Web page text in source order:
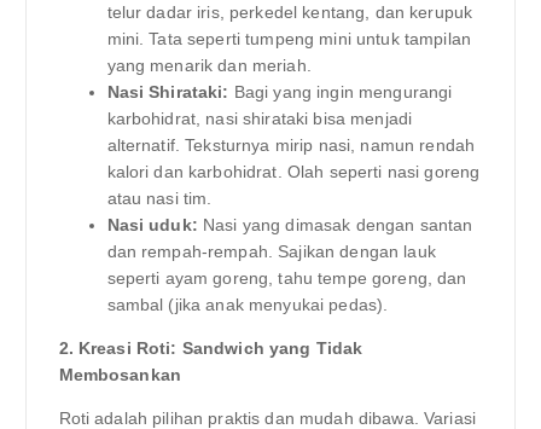
telur dadar iris, perkedel kentang, dan kerupuk
mini. Tata seperti tumpeng mini untuk tampilan
yang menarik dan meriah.
Nasi Shirataki: Bagi yang ingin mengurangi
karbohidrat, nasi shirataki bisa menjadi
alternatif. Teksturnya mirip nasi, namun rendah
kalori dan karbohidrat. Olah seperti nasi goreng
atau nasi tim.
Nasi uduk: Nasi yang dimasak dengan santan
dan rempah-rempah. Sajikan dengan lauk
seperti ayam goreng, tahu tempe goreng, dan
sambal (jika anak menyukai pedas).
2. Kreasi Roti: Sandwich yang Tidak
Membosankan
Roti adalah pilihan praktis dan mudah dibawa. Variasi